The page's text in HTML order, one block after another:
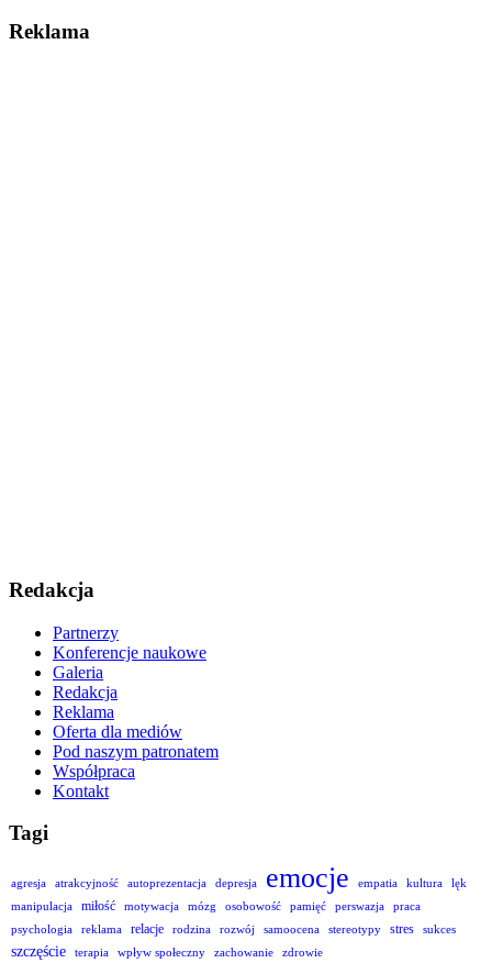
Reklama
Redakcja
Partnerzy
Konferencje naukowe
Galeria
Redakcja
Reklama
Oferta dla mediów
Pod naszym patronatem
Współpraca
Kontakt
Tagi
agresja atrakcyjność autoprezentacja depresja emocje empatia kultura
lęk
manipulacja
miłość motywacja mózg osobowość pamięć perswazja
praca
psychologia
reklama relacje rodzina rozwój samoocena stereotypy stres sukces
szczęście terapia wpływ społeczny zachowanie zdrowie